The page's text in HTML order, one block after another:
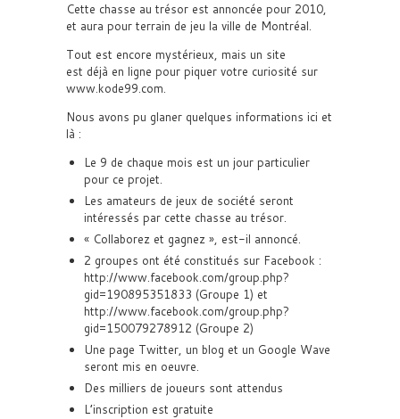
Cette chasse au trésor est annoncée pour 2010,
et aura pour terrain de jeu la ville de Montréal.
Tout est encore mystérieux, mais un site
est déjà en ligne pour piquer votre curiosité sur
www.kode99.com.
Nous avons pu glaner quelques informations ici et
là :
Le 9 de chaque mois est un jour particulier
pour ce projet.
Les amateurs de jeux de société seront
intéressés par cette chasse au trésor.
« Collaborez et gagnez », est-il annoncé.
2 groupes ont été constitués sur Facebook :
http://www.facebook.com/group.php?
gid=190895351833 (Groupe 1) et
http://www.facebook.com/group.php?
gid=150079278912 (Groupe 2)
Une page Twitter, un blog et un Google Wave
seront mis en oeuvre.
Des milliers de joueurs sont attendus
L’inscription est gratuite